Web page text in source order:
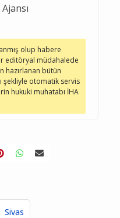
olup habere
editöryal müdahalede
hazırlanan bütün
şekliyle otomatik servis
hukuki muhatabı İHA
Sivas